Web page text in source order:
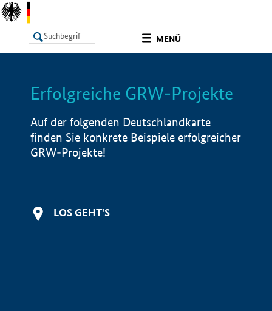
MENÜ
LISTE Info
Erfolgreiche GRW-Projekte
Auf der folgenden Deutschlandkarte
finden Sie konkrete Beispiele erfolgreicher
GRW-Projekte!
LOS GEHT'S